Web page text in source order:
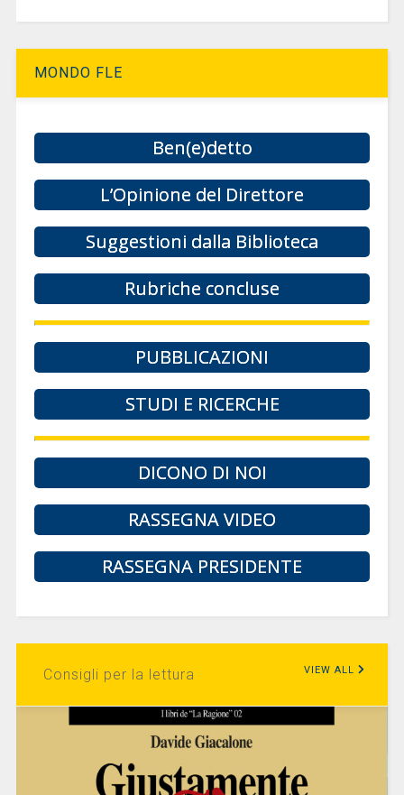
MONDO FLE
Ben(e)detto
L’Opinione del Direttore
Suggestioni dalla Biblioteca
Rubriche concluse
PUBBLICAZIONI
STUDI E RICERCHE
DICONO DI NOI
RASSEGNA VIDEO
RASSEGNA PRESIDENTE
Consigli per la lettura VIEW ALL